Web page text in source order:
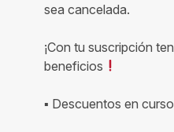
sea cancelada.
¡Con tu suscripción
beneficios
▪ Descuentos en